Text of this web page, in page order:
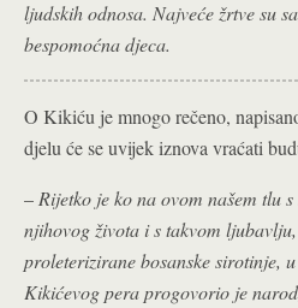
ljudskih odnosa. Najveće žrtve su
bespomoćna djeca.
O Kikiću je mnogo rečeno,
djelu će se uvijek iznova vraćati
– Rijetko je ko na ovom našem tlu
njihovog života i s takvom
proleterizirane bosanske sirotinje,
Kikićevog pera progovorio je